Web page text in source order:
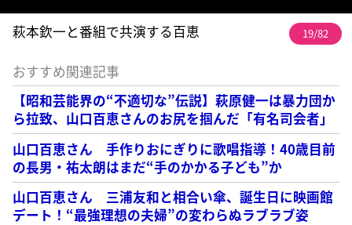
萩本欽一と番組で共演する百恵 19/82
おすすめ関連記事
【昭和芸能界の“不適切な”伝説】萩原健一は暴力団か
ら拉致、山口百恵さんのお尻を掴んだ「有名司会者」
山口百恵さん 手作りおにぎりに歌唱指導！40歳目前
の長男・祐太朗はまだ“手のかかる子ども”か
山口百恵さん 三浦友和と相合い傘、誕生日に映画館
デート！“最強理想の夫婦”の変わらぬラブラブ姿